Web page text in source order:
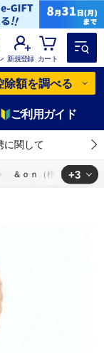
新規登録 カート
除額を調べる
ご利用ガイド
に関して
＆ｏｎ（楕円型提灯）
楕円型提灯） 四角ベー
+3